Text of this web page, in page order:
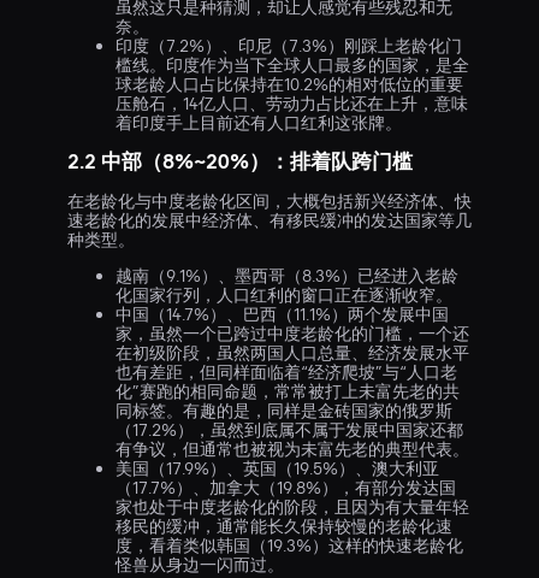
虽然这只是种猜测，却让人感觉有些残忍和无
奈。
印度（7.2%）、印尼（7.3%）刚踩上老龄化门
槛线。印度作为当下全球人口最多的国家，是全
球老龄人口占比保持在10.2%的相对低位的重要
压舱石，14亿人口、劳动力占比还在上升，意味
着印度手上目前还有人口红利这张牌。
2.2 中部（8%~20%）：排着队跨门槛
在老龄化与中度老龄化区间，大概包括新兴经济体、快
速老龄化的发展中经济体、有移民缓冲的发达国家等几
种类型。
越南（9.1%）、墨西哥（8.3%）已经进入老龄
化国家行列，人口红利的窗口正在逐渐收窄。
中国（14.7%）、巴西（11.1%）两个发展中国
家，虽然一个已跨过中度老龄化的门槛，一个还
在初级阶段，虽然两国人口总量、经济发展水平
也有差距，但同样面临着“经济爬坡”与“人口老
化”赛跑的相同命题，常常被打上未富先老的共
同标签。有趣的是，同样是金砖国家的俄罗斯
（17.2%），虽然到底属不属于发展中国家还都
有争议，但通常也被视为未富先老的典型代表。
美国（17.9%）、英国（19.5%）、澳大利亚
（17.7%）、加拿大（19.8%），有部分发达国
家也处于中度老龄化的阶段，且因为有大量年轻
移民的缓冲，通常能长久保持较慢的老龄化速
度，看着类似韩国（19.3%）这样的快速老龄化
怪兽从身边一闪而过。